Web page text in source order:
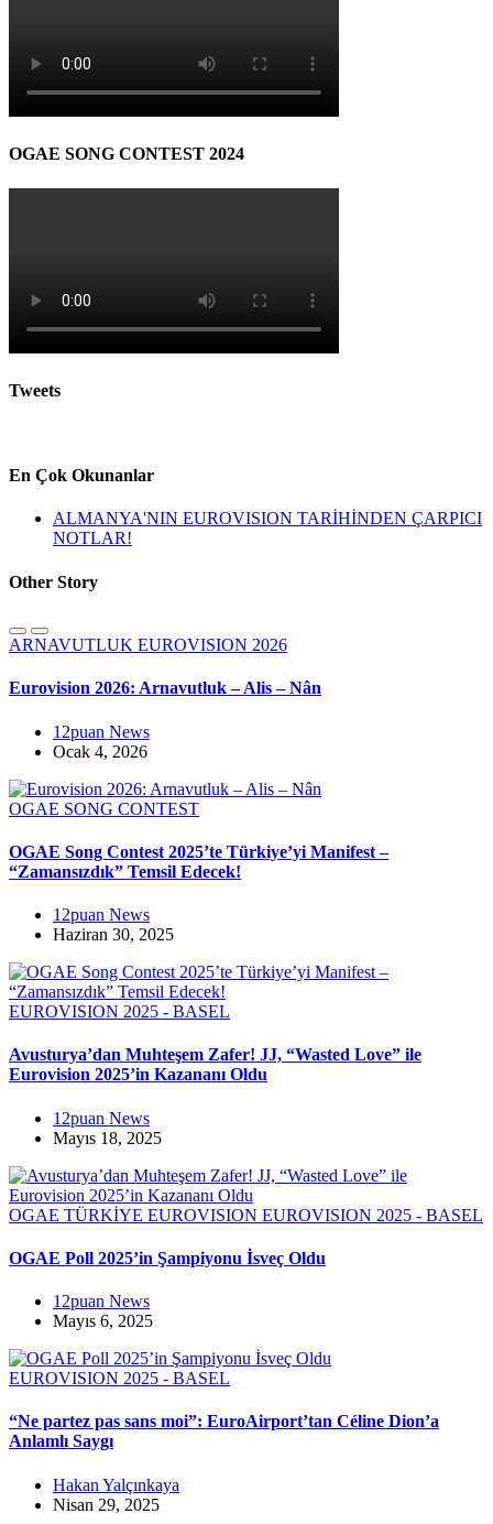
OGAE SONG CONTEST 2024
Tweets
En Çok Okunanlar
ALMANYA'NIN EUROVISION TARİHİNDEN ÇARPICI
NOTLAR!
Other Story
ARNAVUTLUK EUROVISION 2026
Eurovision 2026: Arnavutluk – Alis – Nân
12puan News
Ocak 4, 2026
OGAE SONG CONTEST
OGAE Song Contest 2025’te Türkiye’yi Manifest –
“Zamansızdık” Temsil Edecek!
12puan News
Haziran 30, 2025
EUROVISION 2025 - BASEL
Avusturya’dan Muhteşem Zafer! JJ, “Wasted Love” ile
Eurovision 2025’in Kazananı Oldu
12puan News
Mayıs 18, 2025
OGAE TÜRKİYE EUROVISION EUROVISION 2025 - BASEL
OGAE Poll 2025’in Şampiyonu İsveç Oldu
12puan News
Mayıs 6, 2025
EUROVISION 2025 - BASEL
“Ne partez pas sans moi”: EuroAirport’tan Céline Dion’a
Anlamlı Saygı
Hakan Yalçınkaya
Nisan 29, 2025